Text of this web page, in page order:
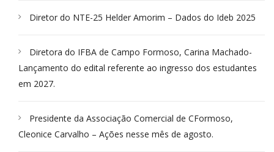
Diretor do NTE-25 Helder Amorim – Dados do Ideb 2025
Diretora do IFBA de Campo Formoso, Carina Machado-
Lançamento do edital referente ao ingresso dos estudantes
em 2027.
Presidente da Associação Comercial de CFormoso,
Cleonice Carvalho – Ações nesse mês de agosto.